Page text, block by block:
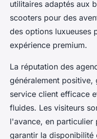
utilitaires adaptés aux
scooters pour des
des options luxueuses
expérience premium.
La réputation des
généralement positive,
service client efficace
fluides. Les visiteurs
l'avance, en particulier
garantir la disponibilité